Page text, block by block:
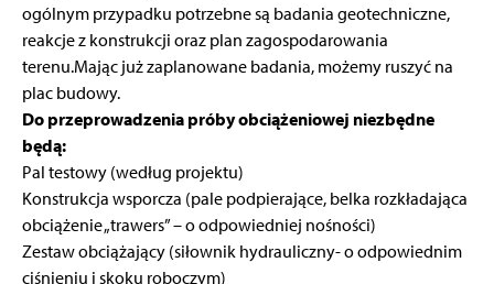
ogólnym przypadku potrzebne są badania geotechniczne,
reakcje z konstrukcji oraz plan zagospodarowania
terenu.Mając już zaplanowane badania, możemy ruszyć na
plac budowy.
Do przeprowadzenia próby obciążeniowej niezbędne
będą:
Pal testowy (według projektu)
Konstrukcja wsporcza (pale podpierające, belka rozkładająca
obciążenie „trawers” – o odpowiedniej nośności)
Zestaw obciążający (siłownik hydrauliczny- o odpowiednim
ciśnieniu i skoku roboczym)